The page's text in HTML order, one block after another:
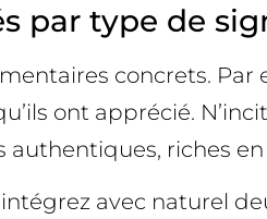
par type de
concrets.
ont apprécié.
authentiques, riches
avec naturel